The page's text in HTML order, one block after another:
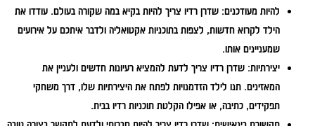
להיות מעודכנים: שדרן רדיו צריך להיות בקיא במה שקורה בעולם. עודדו את
הילד לקרוא חדשות, לצפות בתוכניות אקטואליה ולדבר איתכם על אירועים
שמעניינים אותו.
יצירתיות: שדרן רדיו צריך לדעת להמציא רעיונות חדשים ולעניין את
המאזינים. תנו לילד הזדמנויות לפתח את היצירתיות שלו, דרך משחקי
תפקידים, כתיבה, או אפילו הקלטת תוכניות רדיו בבית.